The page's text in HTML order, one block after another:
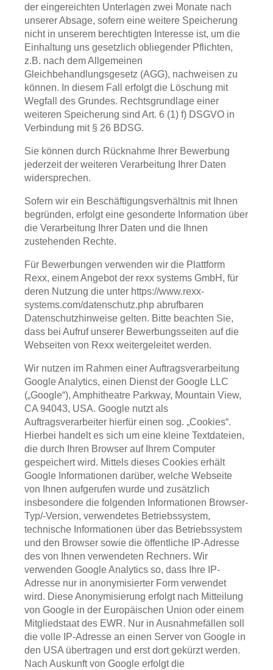
der eingereichten Unterlagen zwei Monate nach
unserer Absage, sofern eine weitere Speicherung
nicht in unserem berechtigten Interesse ist, um die
Einhaltung uns gesetzlich obliegender Pflichten,
z.B. nach dem Allgemeinen
Gleichbehandlungsgesetz (AGG), nachweisen zu
können. In diesem Fall erfolgt die Löschung mit
Wegfall des Grundes. Rechtsgrundlage einer
weiteren Speicherung sind Art. 6 (1) f) DSGVO in
Verbindung mit § 26 BDSG.
Sie können durch Rücknahme Ihrer Bewerbung
jederzeit der weiteren Verarbeitung Ihrer Daten
widersprechen.
Sofern wir ein Beschäftigungsverhältnis mit Ihnen
begründen, erfolgt eine gesonderte Information über
die Verarbeitung Ihrer Daten und die Ihnen
zustehenden Rechte.
Für Bewerbungen verwenden wir die Plattform
Rexx, einem Angebot der rexx systems GmbH, für
deren Nutzung die unter https://www.rexx-
systems.com/datenschutz.php abrufbaren
Datenschutzhinweise gelten. Bitte beachten Sie,
dass bei Aufruf unserer Bewerbungsseiten auf die
Webseiten von Rexx weitergeleitet werden.
Wir nutzen im Rahmen einer Auftragsverarbeitung
Google Analytics, einen Dienst der Google LLC
(„Google“), Amphitheatre Parkway, Mountain View,
CA 94043, USA. Google nutzt als
Auftragsverarbeiter hierfür einen sog. „Cookies“.
Hierbei handelt es sich um eine kleine Textdateien,
die durch Ihren Browser auf Ihrem Computer
gespeichert wird. Mittels dieses Cookies erhält
Google Informationen darüber, welche Webseite
von Ihnen aufgerufen wurde und zusätzlich
insbesondere die folgenden Informationen Browser-
Typ/-Version, verwendetes Betriebssystem,
technische Informationen über das Betriebssystem
und den Browser sowie die öffentliche IP-Adresse
des von Ihnen verwendeten Rechners. Wir
verwenden Google Analytics so, dass Ihre IP-
Adresse nur in anonymisierter Form verwendet
wird. Diese Anonymisierung erfolgt nach Mitteilung
von Google in der Europäischen Union oder einem
Mitgliedstaat des EWR. Nur in Ausnahmefällen soll
die volle IP-Adresse an einen Server von Google in
den USA übertragen und erst dort gekürzt werden.
Nach Auskunft von Google erfolgt die